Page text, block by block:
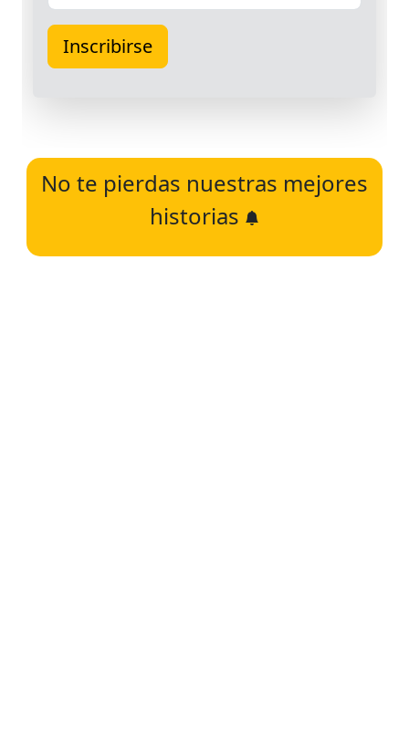
No te pierdas nuestras mejores
historias